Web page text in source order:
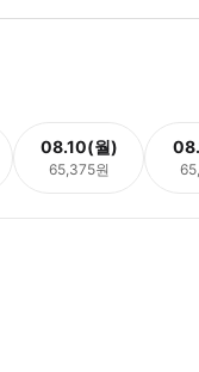
08.10(월)
65,375원